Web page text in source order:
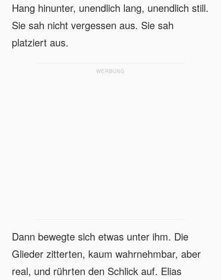
Hang hinunter, unendlich lang, unendlich still.
Sie sah nicht vergessen aus. Sie sah
platziert aus.
WERBUNG
Dann bewegte sich etwas unter ihm. Die
Glieder zitterten, kaum wahrnehmbar, aber
real, und rührten den Schlick auf. Elias